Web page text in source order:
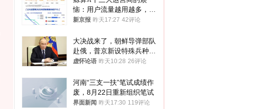
恼：用户流量越用越多，收
入却越来越少
新京报 昨天17:27 42评论
大决战来了，朝鲜导弹部队
赴俄，普京新设特殊兵种，
76岁老将扛旗
虚怀论语 昨天10:28 26评论
河南“三支一扶”笔试成绩作
废，8月22日重新组织笔试
界面新闻 昨天17:30 119评论